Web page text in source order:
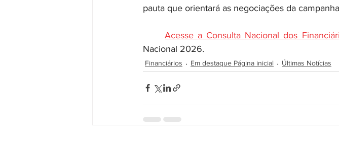
pauta que orientará as negociações da
Acesse a Consulta Nacional dos
Nacional 2026.
Financiários Em destaque Página inicial Últimas Notícias